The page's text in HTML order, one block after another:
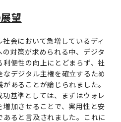
望
会において急増しているディ
対策が求められる中、デジタ
便性の向上にとどまらず、社
デジタル主権を確立するため
あることが論じられました。
基準としては、まずはウォレ
加させることで、実用性と安
ると言及されました。これに